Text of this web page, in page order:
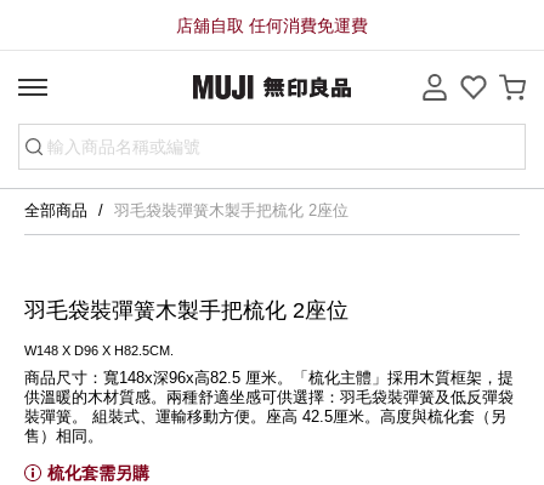
店舖自取 任何消費免運費
全部商品 羽毛袋裝彈簧木製手把梳化 2座位
羽毛袋裝彈簧木製手把梳化 2座位
W148 X D96 X H82.5CM.
商品尺寸：寬148x深96x高82.5 厘米。「梳化主體」採用木質框架，提
供溫暖的木材質感。兩種舒適坐感可供選擇：羽毛袋裝彈簧及低反彈袋
裝彈簧。 組裝式、運輸移動方便。座高 42.5厘米。高度與梳化套（另
售）相同。
梳化套需另購